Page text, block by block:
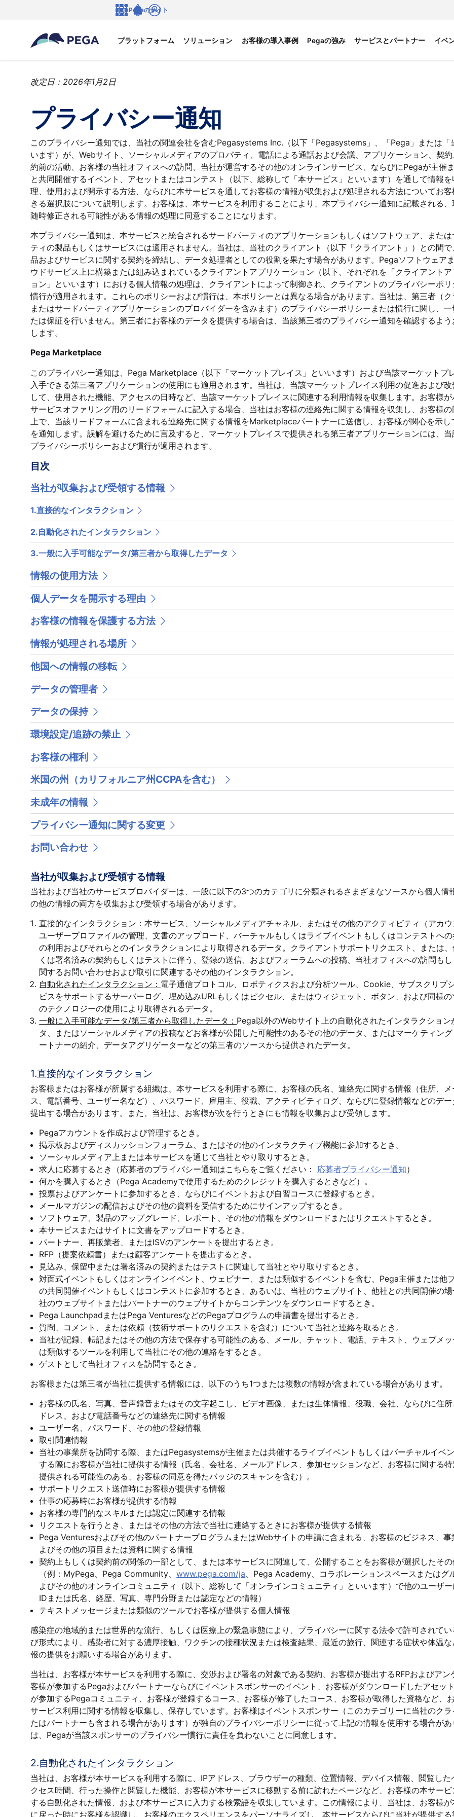
プラットフォーム ソリューション お客様の導入事例 Pegaの強み サービスとパートナー イベ
Pegaのサイト
改定日：2026年1月2日
プライバシー通知
このプライバシー通知では、当社の関連会社を含むPegasystems Inc.（以下「Pegasystems」、「Pega」または「
います）が、Webサイト、ソーシャルメディアのプロパティ、電話による通話および会議、アプリケーション、契
約前の活動、お客様の当社オフィスへの訪問、当社が運営するその他のオンラインサービス、ならびにPegaが主催
と共同開催するイベント、アセットまたはコンテスト（以下、総称して「本サービス」といいます）を通して情報
理、使用および開示する方法、ならびに本サービスを通してお客様の情報が収集および処理される方法についてお
きる選択肢について説明します。お客様は、本サービスを利用することにより、本プライバシー通知に記載される
随時修正される可能性がある情報の処理に同意することになります。
本プライバシー通知は、本サービスと統合されるサードパーティのアプリケーションもしくはソフトウェア、また
ティの製品もしくはサービスには適用されません。当社は、当社のクライアント（以下「クライアント」）との間
品およびサービスに関する契約を締結し、データ処理者としての役割を果たす場合があります。Pegaソフトウェア
ウドサービス上に構築または組み込まれているクライアントアプリケーション（以下、それぞれを「クライアント
ョン」といいます）における個人情報の処理は、クライアントによって制御され、クライアントのプライバシーポ
慣行が適用されます。これらのポリシーおよび慣行は、本ポリシーとは異なる場合があります。当社は、第三者（ク
またはサードパーティアプリケーションのプロバイダーを含みます）のプライバシーポリシーまたは慣行に関し、一
たは保証を行いません。第三者にお客様のデータを提供する場合は、当該第三者のプライバシー通知を確認するよう
します。
Pega Marketplace
このプライバシー通知は、Pega Marketplace（以下「マーケットプレイス」といいます）および当該マーケットプ
入手できる第三者アプリケーションの使用にも適用されます。当社は、当該マーケットプレイス利用の促進および改
して、使用された機能、アクセスの日時など、当該マーケットプレイスに関連する利用情報を収集します。お客様
サービスオファリング用のリードフォームに記入する場合、当社はお客様の連絡先に関する情報を収集し、お客様の
上で、当該リードフォームに含まれる連絡先に関する情報をMarketplaceパートナーに送信し、お客様が関心を示し
を通知します。誤解を避けるために言及すると、マーケットプレイスで提供される第三者アプリケーションには、
プライバシーポリシーおよび慣行が適用されます。
目次
当社が収集および受領する情報
1.直接的なインタラクション
2.自動化されたインタラクション
3.一般に入手可能なデータ/第三者から取得したデータ
情報の使用方法
個人データを開示する理由
お客様の情報を保護する方法
情報が処理される場所
他国への情報の移転
データの管理者
データの保持
環境設定/追跡の禁止
お客様の権利
米国の州（カリフォルニア州CCPAを含む）
未成年の情報
プライバシー通知に関する変更
お問い合わせ
当社が収集および受領する情報
当社および当社のサービスプロバイダーは、一般に以下の3つのカテゴリに分類されるさまざまなソースから個人情
の他の情報の両方を収集および受領する場合があります。
直接的なインタラクション：本サービス、ソーシャルメディアチャネル、またはその他のアクティビティ（アカウ
ユーザープロファイルの管理、文書のアップロード、バーチャルもしくはライブイベントもしくはコンテストへの
の利用およびそれらとのインタラクションにより取得されるデータ。クライアントサポートリクエスト、または
くは署名済みの契約もしくはテストに伴う、登録の送信、およびフォーラムへの投稿、当社オフィスへの訪問も
関するお問い合わせおよび取引に関連するその他のインタラクション。
自動化されたインタラクション： 電子通信プロトコル、ロボティクスおよび分析ツール、Cookie、サブスクリプ
ビスをサポートするサーバーログ、埋め込みURLもしくはピクセル、またはウィジェット、ボタン、および同様
のテクノロジーの使用により取得されるデータ。
一般に入手可能なデータ/第三者から取得したデータ： Pega以外のWebサイト上の自動化されたインタラクション
タ、またはソーシャルメディアの投稿などお客様が公開した可能性のあるその他のデータ、またはマーケティン
ートナーの紹介、データアグリゲーターなどの第三者のソースから提供されたデータ。
1.直接的なインタラクション
お客様またはお客様が所属する組織は、本サービスを利用する際に、お客様の氏名、連絡先に関する情報（住所、メ
ス、電話番号、ユーザー名など）、パスワード、雇用主、役職、アクティビティログ、ならびに登録情報などのデー
提出する場合があります。また、当社は、お客様が次を行うときにも情報を収集および受領します。
Pegaアカウントを作成および管理するとき。
掲示板およびディスカッションフォーラム、またはその他のインタラクティブ機能に参加するとき。
ソーシャルメディア上または本サービスを通じて当社とやり取りするとき。
求人に応募するとき（応募者のプライバシー通知はこちらをご覧ください： 応募者プライバシー通知）
何かを購入するとき（Pega Academyで使用するためのクレジットを購入するときなど）。
投票およびアンケートに参加するとき、ならびにイベントおよび自習コースに登録するとき。
メールマガジンの配信およびその他の資料を受信するためにサインアップするとき。
ソフトウェア、製品のアップグレード、レポート、その他の情報をダウンロードまたはリクエストするとき。
本サービスまたはサイトに文書をアップロードするとき。
パートナー、再販業者、またはISVのアンケートを提出するとき。
RFP（提案依頼書）または顧客アンケートを提出するとき。
見込み、保留中または署名済みの契約またはテストに関連して当社とやり取りするとき。
対面式イベントもしくはオンラインイベント、ウェビナー、または類似するイベントを含む、Pega主催または他
の共同開催イベントもしくはコンテストに参加するとき、あるいは、当社のウェブサイト、他社との共同開催の
社のウェブサイトまたはパートナーのウェブサイトからコンテンツをダウンロードするとき。
Pega LaunchpadまたはPega VenturesなどのPegaプログラムの申請書を提出するとき。
質問、コメント、または依頼（技術サポートのリクエストを含む）について当社と連絡を取るとき。
当社が記録、転記またはその他の方法で保存する可能性のある、メール、チャット、電話、テキスト、ウェブメ
は類似するツールを利用して当社にその他の連絡をするとき。
ゲストとして当社オフィスを訪問するとき。
お客様または第三者が当社に提供する情報には、以下のうち1つまたは複数の情報が含まれている場合があります。
お客様の氏名、写真、音声録音またはその文字起こし、ビデオ画像、または生体情報、役職、会社、ならびに住
ドレス、および電話番号などの連絡先に関する情報
ユーザー名、パスワード、その他の登録情報
取引関連情報
当社の事業所を訪問する際、またはPegasystemsが主催または共催するライブイベントもしくはバーチャルイベ
する際にお客様が当社に提供する情報（氏名、会社名、メールアドレス、参加セッションなど、お客様に関する
提供される可能性のある、お客様の同意を得たバッジのスキャンを含む）。
サポートリクエスト送信時にお客様が提供する情報
仕事の応募時にお客様が提供する情報
お客様の専門的なスキルまたは認定に関連する情報
リクエストを行うとき、またはその他の方法で当社に連絡するときにお客様が提供する情報
Pega Venturesおよびその他のパートナープログラムまたはWebサイトの申請に含まれる、お客様のビジネス、事
よびその他の項目または資料に関する情報
契約上もしくは契約前の関係の一部として、または本サービスに関連して、公開することをお客様が選択したその
（例：MyPega、Pega Community、www.pega.com/ja 、Pega Academy、コラボレーションスペースまたはグ
よびその他のオンラインコミュニティ（以下、総称して「オンラインコミュニティ」といいます）で他のユーザ
IDまたは氏名、経歴、写真、専門分野または認定などの情報）
テキストメッセージまたは類似のツールでお客様が提供する個人情報
感染症の地域的または世界的な流行、もしくは医療上の緊急事態により、プライバシーに関する法令で許可されてい
び形式により、感染者に対する濃厚接触、ワクチンの接種状況または検査結果、最近の旅行、関連する症状や体温
報の提供をお願いする場合があります。
当社は、お客様が本サービスを利用する際に、交渉および署名の対象である契約、お客様が提出するRFPおよびアン
客様が参加するPegaおよびパートナーならびにイベントスポンサーのイベント、お客様がダウンロードしたアセッ
が参加するPegaコミュニティ、お客様が登録するコース、お客様が修了したコース、お客様が取得した資格など、
サービス利用に関する情報を収集し、保存しています。お客様はイベントスポンサー（このカテゴリーに当社のクラ
たはパートナーも含まれる場合があります）が独自のプライバシーポリシーに従って上記の情報を使用する場合が
は、Pegaが当該スポンサーのプライバシー慣行に責任を負わないことに同意します。
2.自動化されたインタラクション
当社は、お客様が本サービスを利用する際に、IPアドレス、ブラウザーの種類、位置情報、デバイス情報、閲覧した
クセス時間、行った操作と閲覧した機能、お客様が本サービスに移動する前に訪れたページなど、お客様の本サー
する自動化された情報、および本サービスに入力する検索語を収集しています。この情報により、当社は、お客様が
に戻った時にお客様を認識し、お客様のエクスペリエンスをパーソナライズし、本サービスならびに当社が提供す